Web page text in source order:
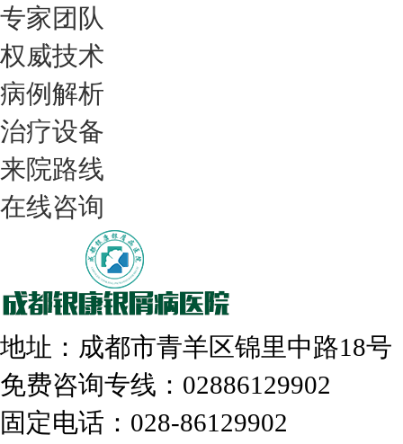
我们只治银屑病，我们在成都坐诊
308nm激光：银屑病治疗更高效
走进成都：满足您的治愈需求
专家团队
权威技术
病例解析
治疗设备
来院路线
在线咨询
地址：成都市青羊区锦里中路18
免费咨询专线：02886129902
固定电话：028-86129902